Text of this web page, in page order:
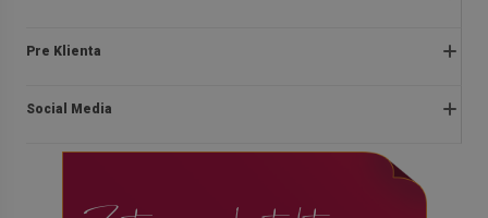
Obchodné podmienky
Často kladené otázky
Pre Klienta
O nás
Social Media
instagram